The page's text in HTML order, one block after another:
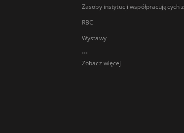
Zasoby instytucji współpracujących z
RBC
Wystawy
...
Zobacz więcej